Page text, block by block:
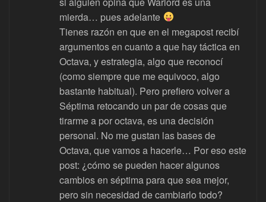
mierda… pues adelante
Tienes razón en que en el megapost recibí
argumentos en cuanto a que hay táctica en
Octava, y estrategia, algo que reconocí
(como siempre que me equivoco, algo
bastante habitual). Pero prefiero volver a
Séptima retocando un par de cosas que
tirarme a por octava, es una decisión
personal. No me gustan las bases de
Octava, que vamos a hacerle… Por eso este
post: ¿cómo se pueden hacer algunos
cambios en séptima para que sea mejor,
pero sin necesidad de cambiarlo todo?